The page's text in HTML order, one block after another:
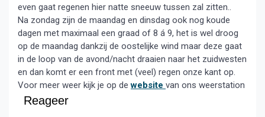
even gaat regenen hier natte sneeuw tussen zal zitten..
Na zondag zijn de maandag en dinsdag ook nog koude
dagen met maximaal een graad of 8 á 9, het is wel droog
op de maandag dankzij de oostelijke wind maar deze gaat
in de loop van de avond/nacht draaien naar het zuidwesten
en dan komt er een front met (veel) regen onze kant op.
Voor meer weer kijk je op dewebsite van ons weerstation
Reageer